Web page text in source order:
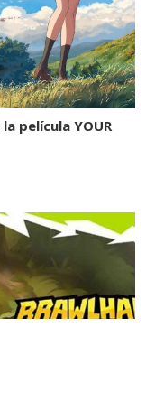
película YOUR